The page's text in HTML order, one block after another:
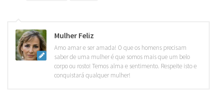
Mulher Feliz
Amo amar e ser amada! O que os homens precisam
saber de uma mulher é que somos mais que um belo
corpo ou rosto! Temos alma e sentimento. Respeite isto e
conquistará qualquer mulher!